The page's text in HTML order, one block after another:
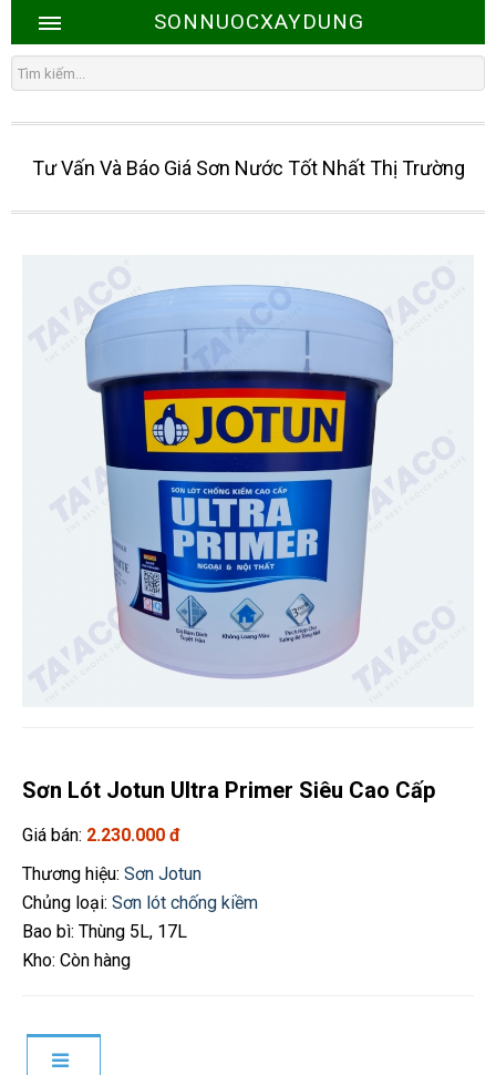
SONNUOCXAYDUNG
Tư Vấn Và Báo Giá Sơn Nước Tốt Nhất Thị Trường
Sơn Lót Jotun Ultra Primer Siêu Cao Cấp
Giá bán: 2.230.000 đ
Thương hiệu: Sơn Jotun
Chủng loại: Sơn lót chống kiềm
Bao bì: Thùng 5L, 17L
Kho: Còn hàng